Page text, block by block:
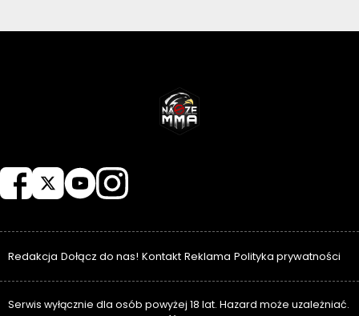
Redakcja Dołącz do nas! Kontakt Reklama Polityka prywatności
Serwis wyłącznie dla osób powyżej 18 lat. Hazard może uzależniać.